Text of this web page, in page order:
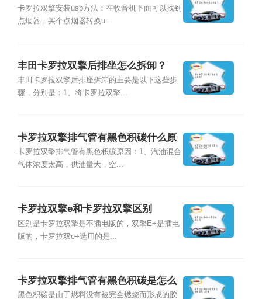
卡罗拉双擎安装usb方法：在收音机下面可以找到
点烟器，买个点烟器转换u...
丰田卡罗拉双擎后排坐怎么拆卸？
丰田卡罗拉双擎后排座拆卸的主要是以下这些步
骤，分别是：1、将卡罗拉双擎...
卡罗拉双擎排气管有黑色积碳什么原
因？
卡罗拉双擎排气管有黑色积碳原因：1、汽油混合
气体浓度太高，供油量大，空...
卡罗拉双擎e和卡罗拉双擎区别
区别是卡罗拉双擎是不插电版的，双擎E+是插电
版的，卡罗拉双e+选用的是...
卡罗拉双擎排气管有黑色积碳是怎么
回事
黑色积碳是由于燃料没有被完全燃烧而形成的胶